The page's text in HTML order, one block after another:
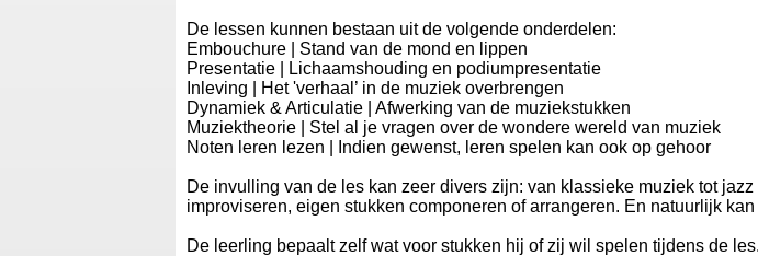
De lessen kunnen bestaan uit de volgende onderdelen:
Embouchure | Stand van de mond en lippen
Presentatie | Lichaamshouding en podiumpresentatie
Inleving | Het 'verhaal’ in de muziek overbrengen
Dynamiek & Articulatie | Afwerking van de muziekstukken
Muziektheorie | Stel al je vragen over de wondere wereld van muziek
Noten leren lezen | Indien gewenst, leren spelen kan ook op gehoor
De invulling van de les kan zeer divers zijn: van klassieke muziek tot
improviseren, eigen stukken componeren of arrangeren. En natuurlijk
De leerling bepaalt zelf wat voor stukken hij of zij wil spelen tijdens de